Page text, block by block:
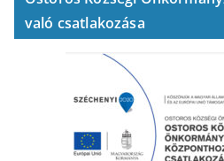
való csatlakozása